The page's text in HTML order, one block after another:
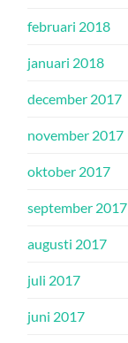
februari 2018
januari 2018
december 2017
november 2017
oktober 2017
september 2017
augusti 2017
juli 2017
juni 2017